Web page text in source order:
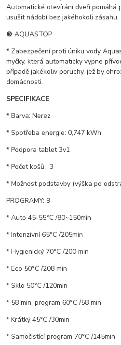
Automatické otevírání dveří pomáhá
usušit nádobí bez jakéhokoli zásahu.
❸ AQUASTOP
* Zabezpečení proti úniku vody
myčky, která automaticky vypne
případě jakékoliv poruchy, jež by
domácnosti.
SPECIFIKACE
* Barva: Nerez
* Spotřeba energie: 0,747 kWh
* Podpora tablet 3v1
* Počet košů: 3
* Možnost podstavby (výška po
PROGRAMY: 9
* Auto 45-55°C /80~150min
* Intenzivní 65°C /205min
* Hygienický 70°C /200 min
* Eco 50°C /208 min
* Sklo 50°C /120min
* 58 min. program 60°C /58 min
* Krátký 45°C /30min
* Samočistící program 70°C /145min